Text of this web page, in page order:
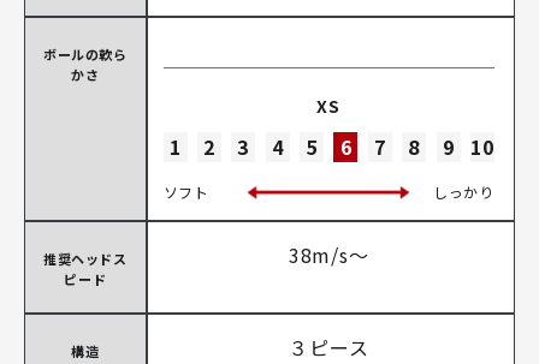
ボールの軟ら
かさ
XS
1 2 3 4 5 6 7 8 9 10
ソフト しっかり
推奨ヘッドス
ピード
38m/s～
構造 ３ピース